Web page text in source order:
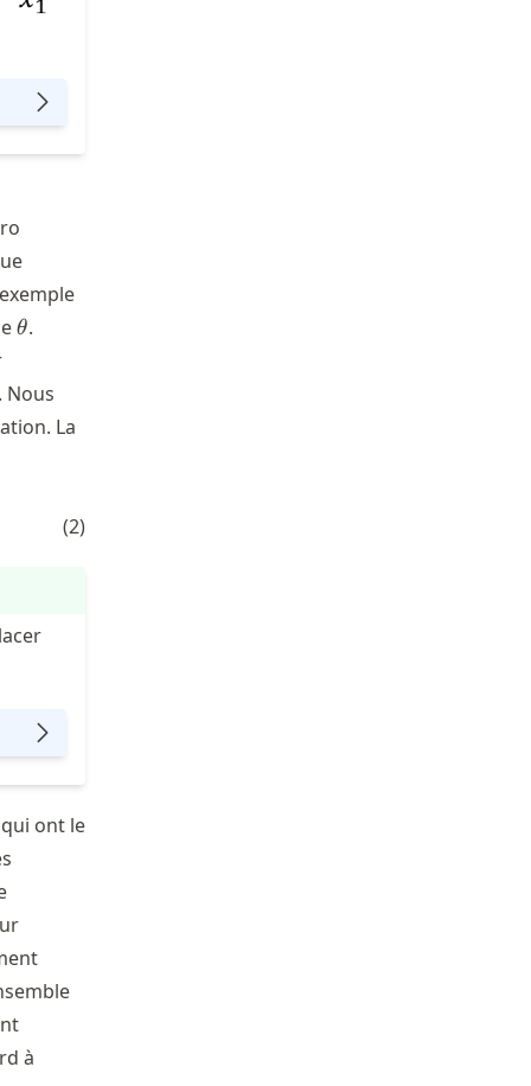
\theta
θ.
. Nous
La
(2)
ont le
à